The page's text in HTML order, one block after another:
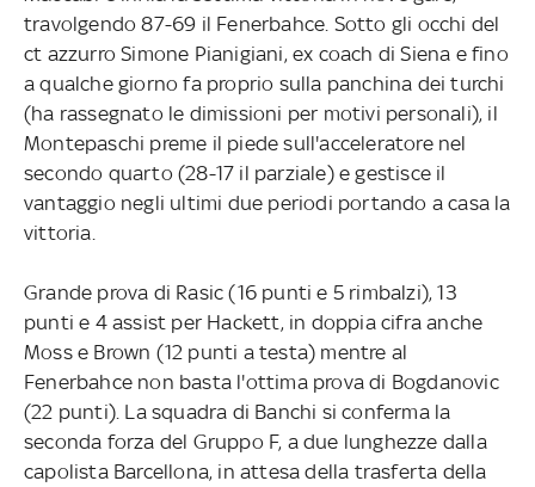
travolgendo 87-69 il Fenerbahce. Sotto gli occhi del
ct azzurro Simone Pianigiani, ex coach di Siena e fino
a qualche giorno fa proprio sulla panchina dei turchi
(ha rassegnato le dimissioni per motivi personali), il
Montepaschi preme il piede sull'acceleratore nel
secondo quarto (28-17 il parziale) e gestisce il
vantaggio negli ultimi due periodi portando a casa la
vittoria.
Grande prova di Rasic (16 punti e 5 rimbalzi), 13
punti e 4 assist per Hackett, in doppia cifra anche
Moss e Brown (12 punti a testa) mentre al
Fenerbahce non basta l'ottima prova di Bogdanovic
(22 punti). La squadra di Banchi si conferma la
seconda forza del Gruppo F, a due lunghezze dalla
capolista Barcellona, in attesa della trasferta della